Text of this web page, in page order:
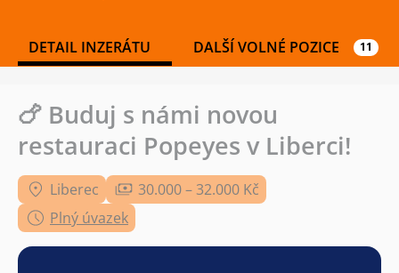
DETAIL INZERÁTU DALŠÍ VOLNÉ POZICE 11
🍗 Buduj s námi novou
restauraci Popeyes v Liberci!
Liberec
30.000 – 32.000 Kč
Plný úvazek